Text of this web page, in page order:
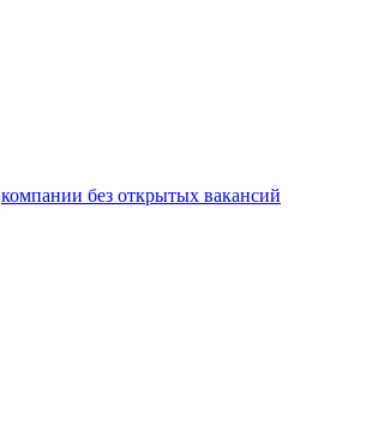
компании без открытых вакансий